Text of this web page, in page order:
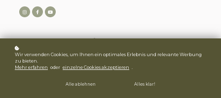
®
Wir verwenden Cookies, um Ihnen ein optimales Erlebnis und relevante Werbung
zu bieten.
Mehr erfahren oder einzelne Cookies akzeptieren
Alle ablehnen Alles klar!